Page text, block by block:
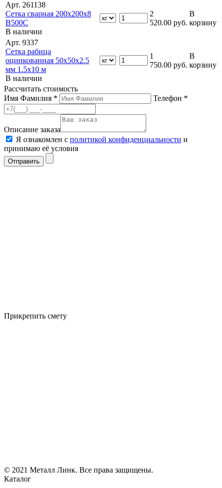
Арт. 261138
Сетка сварная 200х200х8
В500С
В наличии
2
520.00 руб.
В
корзину
Арт. 9337
Сетка рабица
оцинкованная 50х50х2.5
мм 1.5х10 м
В наличии
1
750.00 руб.
В
корзину
Рассчитать стоимость
Имя Фамилия *
Телефон *
Описание заказа
Я ознакомлен с политикой конфиденциальности и
принимаю её условия
Отправить
Прикрепить смету
© 2021 Металл Линк. Все права защищены.
Каталог